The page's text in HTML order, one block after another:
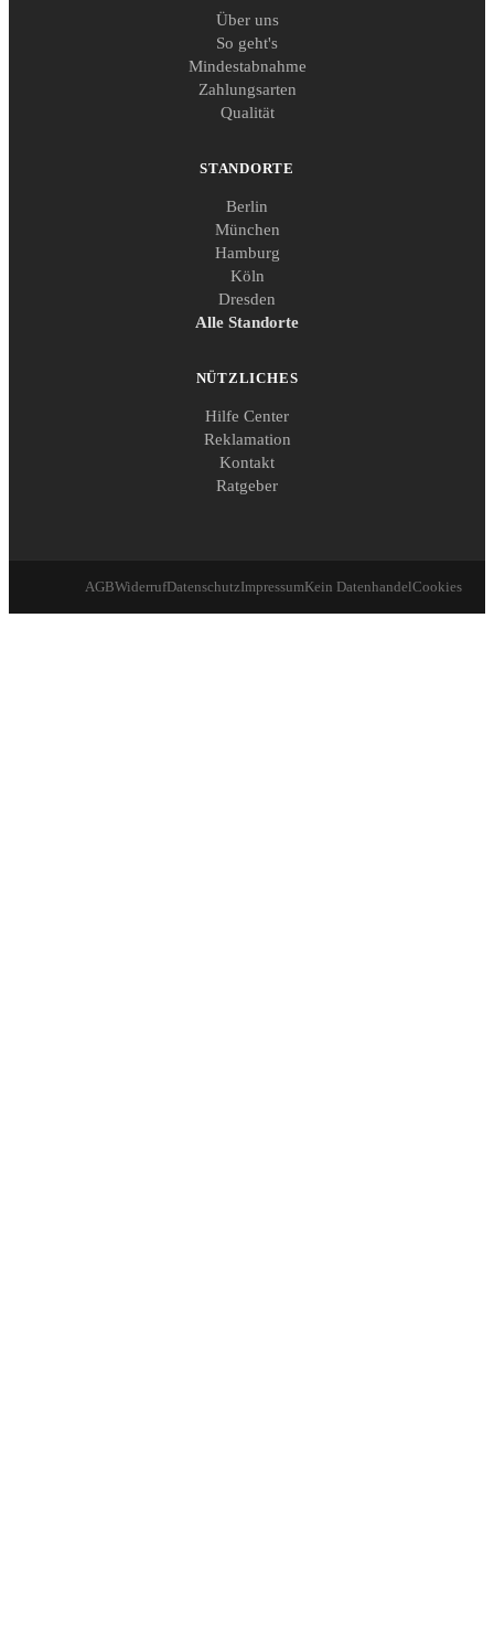
Über uns
So geht's
Mindestabnahme
Zahlungsarten
Qualität
STANDORTE
Berlin
München
Hamburg
Köln
Dresden
Alle Standorte
NÜTZLICHES
Hilfe Center
Reklamation
Kontakt
Ratgeber
AGBWiderrufDatenschutzImpressumKein DatenhandelCookies